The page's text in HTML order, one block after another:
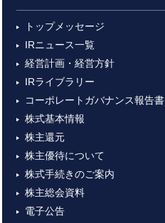
トップメッセージ
IRニュース一覧
経営計画・経営方針
IRライブラリー
コーポレートガバナンス報告書
株式基本情報
株主還元
株主優待について
株式手続きのご案内
株主総会資料
電子公告